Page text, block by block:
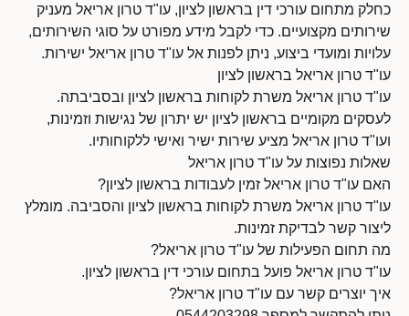
כחלק מתחום עורכי דין בראשון לציון, עו"ד טרון אריאל מעניק
שירותים מקצועיים. כדי לקבל מידע מפורט על סוגי השירותים,
עלויות ומועדי ביצוע, ניתן לפנות אל עו"ד טרון אריאל ישירות.
עו"ד טרון אריאל בראשון לציון
עו"ד טרון אריאל משרת לקוחות בראשון לציון ובסביבתה.
לעסקים מקומיים בראשון לציון יש יתרון של נגישות וזמינות,
ועו"ד טרון אריאל מציע שירות ישיר ואישי ללקוחותיו.
שאלות נפוצות על עו"ד טרון אריאל
האם עו"ד טרון אריאל זמין לעבודות בראשון לציון?
עו"ד טרון אריאל משרת לקוחות בראשון לציון והסביבה. מומלץ
ליצור קשר לבדיקת זמינות.
מה תחום הפעילות של עו"ד טרון אריאל?
עו"ד טרון אריאל פועל בתחום עורכי דין בראשון לציון.
איך יוצרים קשר עם עו"ד טרון אריאל?